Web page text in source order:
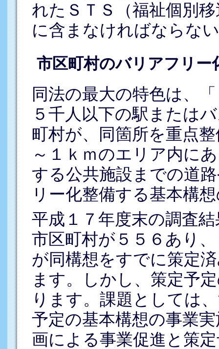
れたＳＴＳ（福祉個別
に含まなければならな
市区町村のバリアフリー
同法の最大の特色は、
５千人以下の駅または
町村が、同箇所を重点
～１ｋｍのエリア内に
する公共施設までの道
リー化整備する基本構
平成１７年度末の調査
市区町村が５５６あり
が同構想をすでに策定
ます。しかし、策定予
ります。課題としては
予定の基本構想の事業
画による事業促進と策